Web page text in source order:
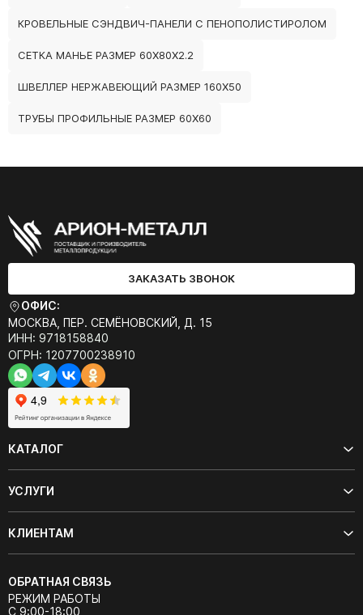
КРОВЕЛЬНЫЕ СЭНДВИЧ-ПАНЕЛИ С ПЕНОПОЛИСТИРОЛОМ
СЕТКА МАНЬЕ РАЗМЕР 60Х80Х2.2
ШВЕЛЛЕР НЕРЖАВЕЮЩИЙ РАЗМЕР 160Х50
ТРУБЫ ПРОФИЛЬНЫЕ РАЗМЕР 60Х60
ЗАКАЗАТЬ ЗВОНОК
ОФИС:
МОСКВА, ПЕР. СЕМЁНОВСКИЙ, Д. 15
ИНН: 9718158840
ОГРН: 1207700238910
КАТАЛОГ
УСЛУГИ
КЛИЕНТАМ
ОБРАТНАЯ СВЯЗЬ
РЕЖИМ РАБОТЫ
С 9:00-18:00